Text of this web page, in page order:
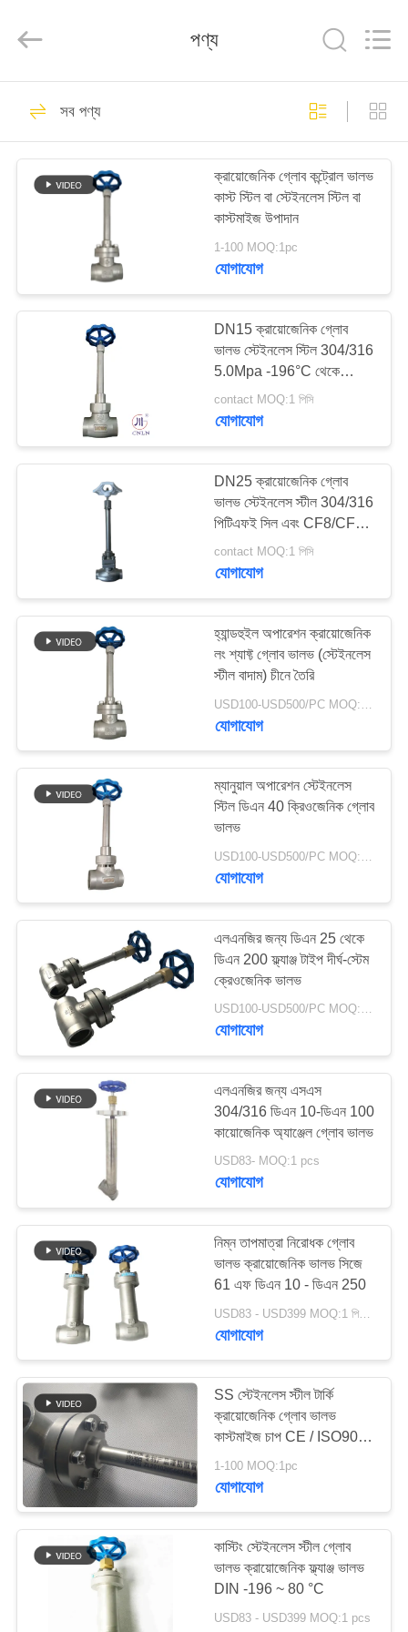
পণ্য
সম্পর্কে
মান
খবর
উদ্ধৃতির
জন্য
আবেদন
গোপনীয়তা
Equipment
Co.,Ltd.
Reserved.
ক্রায়োজেনিক গ্লোব ভালভ
243
ক্রায়োজেনিক বল ভালভ
59
ক্রিওজেনিক চেক ভালভ
ক্রায়োজেনিক সুরক্ষা ভালভ
ক্রিওজেনিক চাপ কমানোর
ভালভ
ক্রিওজেনিক শাট অফ ভালভ
39
ক্রায়োজেনিক সকেট ওয়েল্ড
গ্লোব ভালভ
62
ক্রায়োজেনিক ফ্ল্যাঞ্জড গ্লোব
ভালভ
পণ্য
সব পণ্য
ক্রায়োজেনিক গ্লোব কন্ট্রোল ভালভ
কাস্ট স্টিল বা স্টেইনলেস স্টিল বা
কাস্টমাইজ উপাদান
1-100 MOQ:1pc
যোগাযোগ
DN15 ক্রায়োজেনিক গ্লোব
ভালভ স্টেইনলেস স্টিল 304/316
5.0Mpa -196°C থেকে
+80°C
contact MOQ:1 পিসি
যোগাযোগ
DN25 ক্রায়োজেনিক গ্লোব
ভালভ স্টেইনলেস স্টীল 304/316
পিটিএফই সিল এবং CF8/CF3
ভালভ শরীরের সাথে -196 °C
থেকে +80 °C
contact MOQ:1 পিসি
যোগাযোগ
হ্যান্ডহুইল অপারেশন ক্রায়োজেনিক
লং শ্যাফ্ট গ্লোব ভালভ (স্টেইনলেস
স্টীল বাদাম) চীনে তৈরি
যোগাযোগ
ম্যানুয়াল অপারেশন স্টেইনলেস
স্টিল ডিএন 40 ক্রিওজেনিক গ্লোব
ভালভ
USD100-USD500/PC MOQ:1pc
যোগাযোগ
এলএনজির জন্য ডিএন 25 থেকে
ডিএন 200 ফ্ল্যাঞ্জ টাইপ দীর্ঘ-স্টেম
ক্রেওজেনিক ভালভ
USD100-USD500/PC MOQ:1pc
যোগাযোগ
এলএনজির জন্য এসএস
304/316 ডিএন 10-ডিএন 100
কায়োজেনিক অ্যাঞ্জেল গ্লোব ভালভ
USD83- MOQ:1 pcs
যোগাযোগ
নিম্ন তাপমাত্রা নিরোধক গ্লোব
ভালভ ক্রায়োজেনিক ভালভ সিজে
61 এফ ডিএন 10 - ডিএন 250
যোগাযোগ
SS স্টেইনলেস স্টীল টার্কি
ক্রায়োজেনিক গ্লোব ভালভ
কাস্টমাইজ চাপ CE / ISO9001
অনুমোদিত
1-100 MOQ:1pc
যোগাযোগ
কাস্টিং স্টেইনলেস স্টীল গ্লোব
ভালভ ক্রায়োজেনিক ফ্ল্যাঞ্জ ভালভ
DIN -196 ~ 80 °C
USD83 - USD399 MOQ:1 pcs